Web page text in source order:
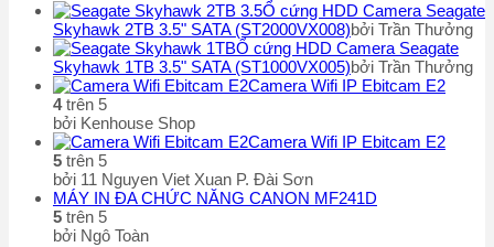
Ổ cứng HDD Camera Seagate
Skyhawk 2TB 3.5" SATA (ST2000VX008)bởi Trần Thưởng
Ổ cứng HDD Camera Seagate
Skyhawk 1TB 3.5" SATA (ST1000VX005)bởi Trần Thưởng
Camera Wifi IP Ebitcam E2
4trên 5
bởi Kenhouse Shop
Camera Wifi IP Ebitcam E2
5 trên 5
bởi 11 Nguyen Viet Xuan P. Đài Sơn
MÁY IN ĐA CHỨC NĂNG CANON MF241D
5 trên 5
bởi Ngô Toàn